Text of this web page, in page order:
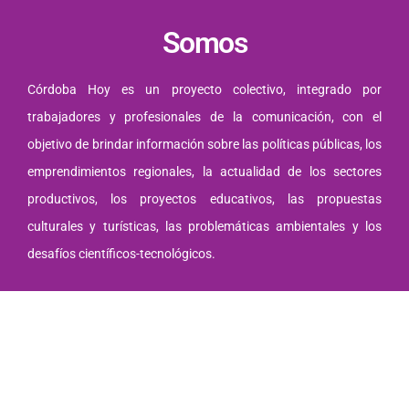
Somos
Córdoba Hoy es un proyecto colectivo, integrado por
trabajadores y profesionales de la comunicación, con el
objetivo de brindar información sobre las políticas públicas, los
emprendimientos regionales, la actualidad de los sectores
productivos, los proyectos educativos, las propuestas
culturales y turísticas, las problemáticas ambientales y los
desafíos científicos-tecnológicos.